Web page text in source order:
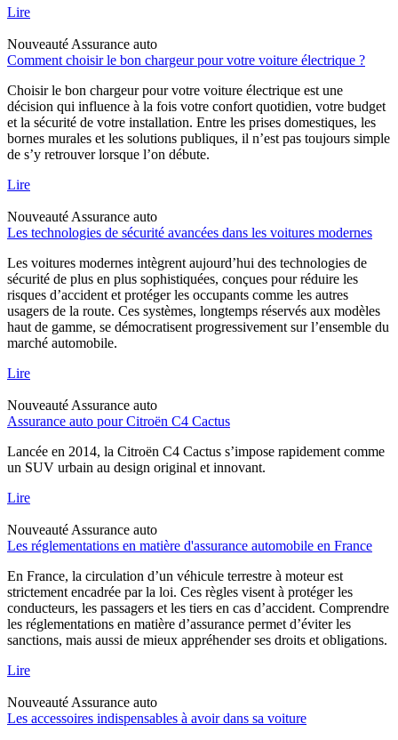
Lire
Nouveauté Assurance auto
Comment choisir le bon chargeur pour votre voiture électrique ?
Choisir le bon chargeur pour votre voiture électrique est une
décision qui influence à la fois votre confort quotidien, votre budget
et la sécurité de votre installation. Entre les prises domestiques, les
bornes murales et les solutions publiques, il n’est pas toujours simple
de s’y retrouver lorsque l’on débute.
Lire
Nouveauté Assurance auto
Les technologies de sécurité avancées dans les voitures modernes
Les voitures modernes intègrent aujourd’hui des technologies de
sécurité de plus en plus sophistiquées, conçues pour réduire les
risques d’accident et protéger les occupants comme les autres
usagers de la route. Ces systèmes, longtemps réservés aux modèles
haut de gamme, se démocratisent progressivement sur l’ensemble du
marché automobile.
Lire
Nouveauté Assurance auto
Assurance auto pour Citroën C4 Cactus
Lancée en 2014, la Citroën C4 Cactus s’impose rapidement comme
un SUV urbain au design original et innovant.
Lire
Nouveauté Assurance auto
Les réglementations en matière d'assurance automobile en France
En France, la circulation d’un véhicule terrestre à moteur est
strictement encadrée par la loi. Ces règles visent à protéger les
conducteurs, les passagers et les tiers en cas d’accident. Comprendre
les réglementations en matière d’assurance permet d’éviter les
sanctions, mais aussi de mieux appréhender ses droits et obligations.
Lire
Nouveauté Assurance auto
Les accessoires indispensables à avoir dans sa voiture